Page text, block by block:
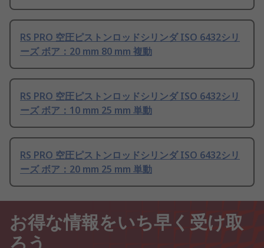
RS PRO 空圧ピストンロッドシリンダ ISO 6432シリ
ーズ ボア：20 mm 80 mm 複動
RS PRO 空圧ピストンロッドシリンダ ISO 6432シリ
ーズ ボア：10 mm 25 mm 単動
RS PRO 空圧ピストンロッドシリンダ ISO 6432シリ
ーズ ボア：20 mm 25 mm 単動
お得な情報をいち早く受け取
ろう